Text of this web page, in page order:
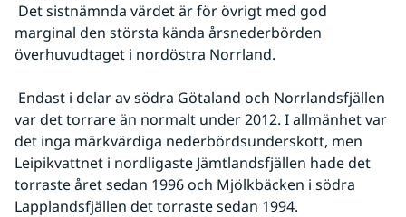
marginal den största kända årsnederbörden
överhuvudtaget i nordöstra Norrland.
var det torrare än normalt under 2012. I allmänhet var
det inga märkvärdiga nederbördsunderskott, men
Leipikvattnet i nordligaste Jämtlandsfjällen hade det
torraste året sedan 1996 och Mjölkbäcken i södra
Lapplandsfjällen det torraste sedan 1994.